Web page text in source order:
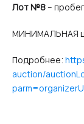
Лот №8–
МИНИМАЛЬНАЯ
Подробнее:
auction/